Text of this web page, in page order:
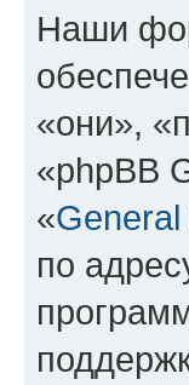
Наши
«они»,
«phpBB
«
по